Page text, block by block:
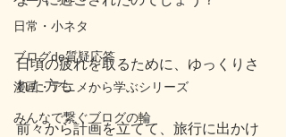
日常・小ネタ
ブログde質疑応答
漫画・アニメから学ぶシリーズ
みんなで繋ぐブログの輪
日頃の疲れを取るために、ゆっくりさ
れた方も
前々から計画を立てて、旅行に出かけ